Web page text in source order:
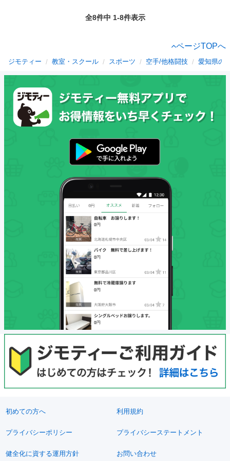
全8件中 1-8件表示
ページTOPへ
ジモティー 教室・スクール スポーツ 空手/他格闘技 愛知県の
初めての方へ 利用規約
プライバシーポリシー プライバシーステートメント
健全化に資する運用方針 お問い合わせ